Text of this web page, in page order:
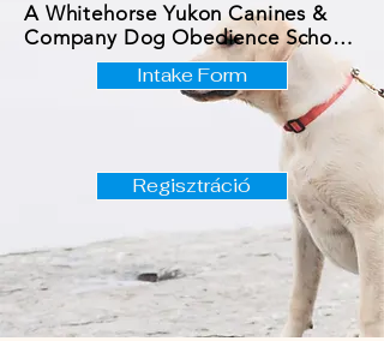
A Whitehorse Yukon Canines &
Company Dog Obedience School
1992-ben alakult, és egy vezető
nemzetközi családi kutyakiképző
vállalkozás. Küldetésünk, hogy
kivételes képzési szolgáltatásokat
nyújtsunk a kutyák és gazdáik
közötti kapcsolat javítása, a
kölcsönös megértés és tisztelet
előmozdítása érdekében.
Nemzetközileg minősített
kiképzőkből álló csapatunkkal
elkötelezettek vagyunk a kutyák
és családjaik életének javítása
Intake Form
Regisztráció